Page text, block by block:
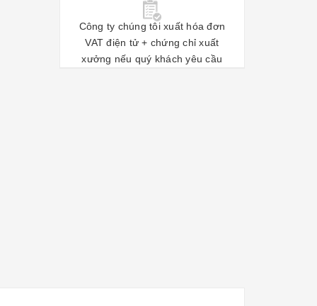
Công ty chúng tôi xuất hóa đơn
VAT điện tử + chứng chỉ xuất
xưởng nếu quý khách yêu cầu